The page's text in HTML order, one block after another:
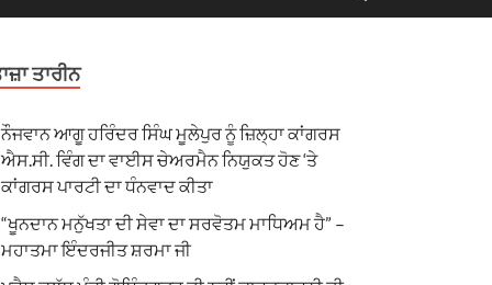
ਤਾਰੀਨ
ਨੌਜਵਾਨ ਆਗੂ ਹਰਿੰਦਰ ਸਿੰਘ ਮੂਲੇਪੁਰ ਨੂੰ ਜ਼ਿਲ੍ਹਾ ਕਾਂਗਰਸ
ਐਸ.ਸੀ. ਵਿੰਗ ਦਾ ਵਾਈਸ ਚੇਅਰਮੈਨ ਨਿਯੁਕਤ ਹੋਣ ‘ਤੇ
ਕਾਂਗਰਸ ਪਾਰਟੀ ਦਾ ਧੰਨਵਾਦ ਕੀਤਾ
“ਖੂਨਦਾਨ ਮਨੁੱਖਤਾ ਦੀ ਸੇਵਾ ਦਾ ਸਰਵੋਤਮ ਮਾਧਿਅਮ ਹੈ” –
ਮਹਾਤਮਾ ਇੰਦਰਜੀਤ ਸ਼ਰਮਾ ਜੀ